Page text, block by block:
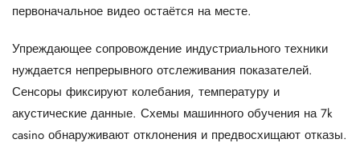
первоначальное видео остаётся на месте.
Упреждающее сопровождение индустриального техники
нуждается непрерывного отслеживания показателей.
Сенсоры фиксируют колебания, температуру и
акустические данные. Схемы машинного обучения на 7k
casino обнаруживают отклонения и предвосхищают отказы.